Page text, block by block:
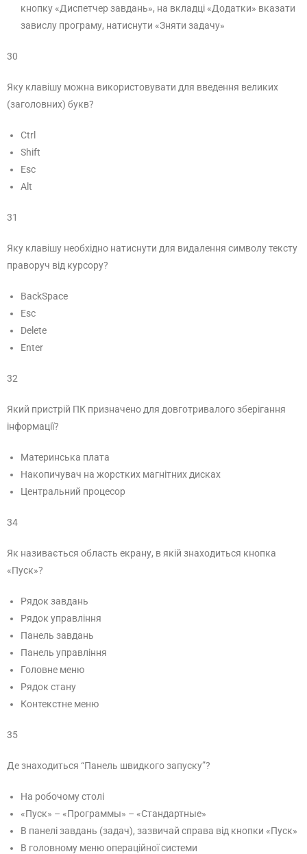
кнопку «Диспетчер завдань», на вкладці «Додатки» вказати
завислу програму, натиснути «Зняти задачу»
30
Яку клавішу можна використовувати для введення великих
(заголовних) букв?
Ctrl
Shift
Esc
Alt
31
Яку клавішу необхідно натиснути для видалення символу тексту
праворуч від курсору?
BackSpace
Esc
Delete
Enter
32
Який пристрій ПК призначено для довготривалого зберігання
інформації?
Материнська плата
Накопичувач на жорстких магнітних дисках
Центральний процесор
34
Як називається область екрану, в якій знаходиться кнопка
«Пуск»?
Рядок завдань
Рядок управління
Панель завдань
Панель управління
Головне меню
Рядок стану
Контекстне меню
35
Де знаходиться “Панель швидкого запуску”?
На робочому столі
«Пуск» – «Программы» – «Стандартные»
В панелі завдань (задач), зазвичай справа від кнопки «Пуск»
В головному меню операційної системи